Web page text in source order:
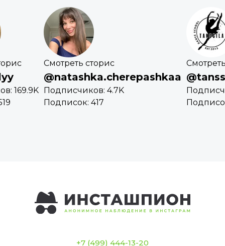
169.9K
Смотреть сторис
@natashka.cherepashkaa
Подписчиков: 4.7K
Подписок: 417
+7 (499) 444-13-20